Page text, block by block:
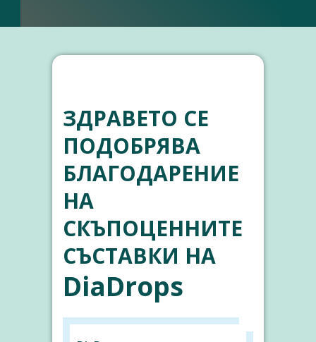
ЗДРАВЕТО СЕ
ПОДОБРЯВА
БЛАГОДАРЕНИЕ
НА
СКЪПОЦЕННИТЕ
СЪСТАВКИ НА
DiaDrops